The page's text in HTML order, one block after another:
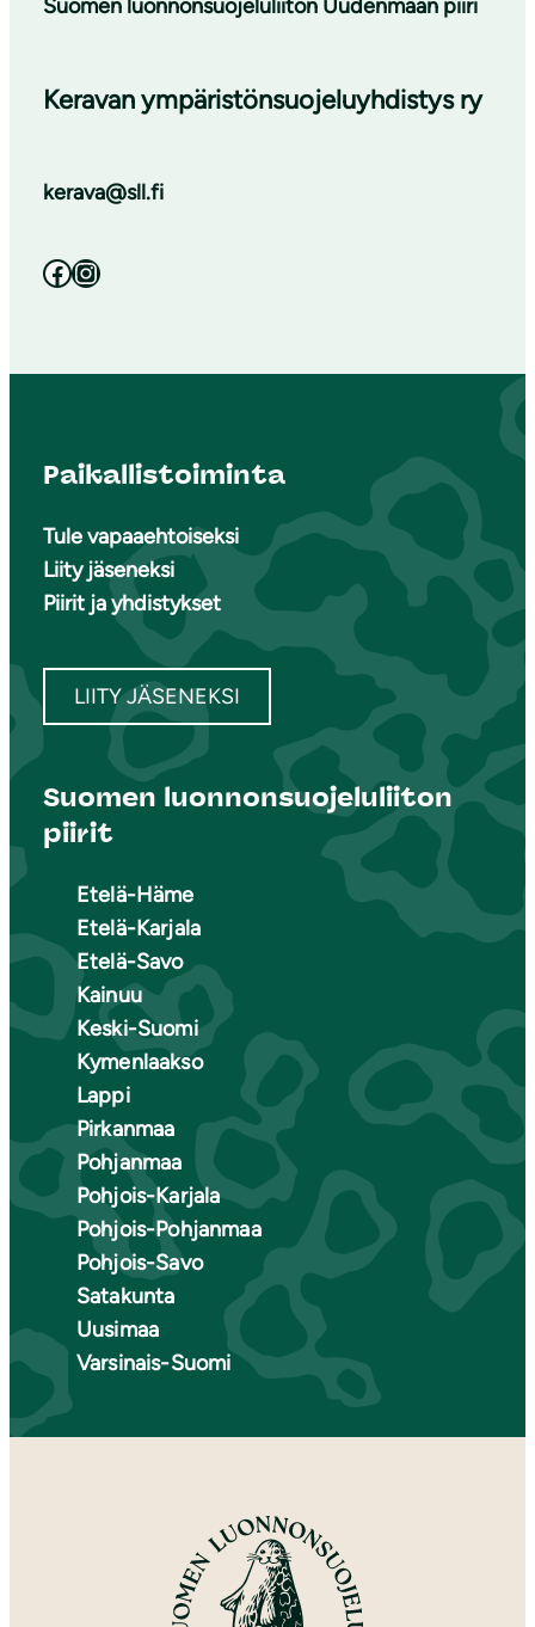
Suomen luonnonsuojeluliiton Uudenmaan piiri
Keravan ympäristönsuojeluyhdistys ry
kerava@sll.fi
Facebook Instagram
Paikallistoiminta
Tule vapaaehtoiseksi
Liity jäseneksi
Piirit ja yhdistykset
LIITY JÄSENEKSI
Suomen luonnonsuojeluliiton
piirit
Etelä-Häme
Etelä-Karjala
Etelä-Savo
Kainuu
Keski-Suomi
Kymenlaakso
Lappi
Pirkanmaa
Pohjanmaa
Pohjois-Karjala
Pohjois-Pohjanmaa
Pohjois-Savo
Satakunta
Uusimaa
Varsinais-Suomi